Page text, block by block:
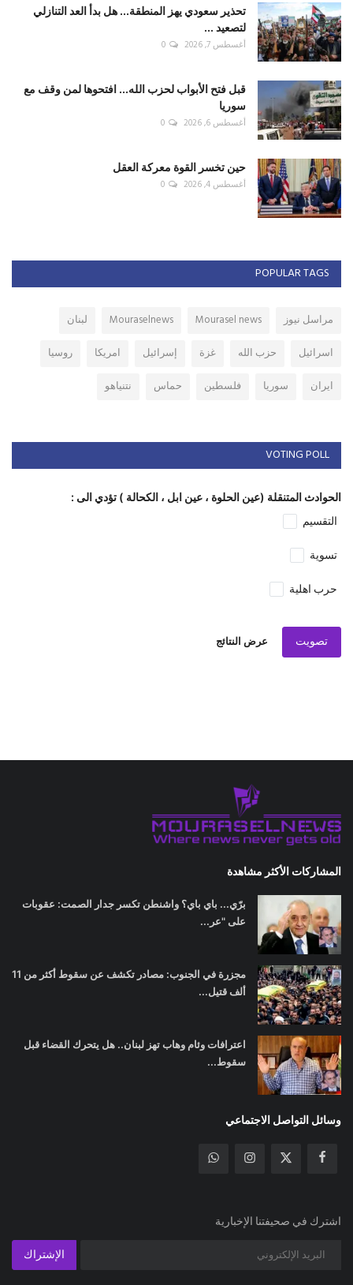
تحذير سعودي يهز المنطقة... هل بدأ العد التنازلي
لتصعيد ...
أغسطس 7, 2026 0
قبل فتح الأبواب لحزب الله... افتحوها لمن وقف مع
سوريا
أغسطس 6, 2026 0
حين تخسر القوة معركة العقل
أغسطس 4, 2026 0
POPULAR TAGS
مراسل نيوز Mourasel news
Mouraselnews
لبنان
اسرائيل
حزب الله غزة إسرائيل امريكا
روسيا
ايران
سوريا فلسطين حماس نتنياهو
VOTING POLL
الحوادث المتنقلة (عين الحلوة ، عين ابل ، الكحالة ) تؤدي الى :
التقسيم
تسوية
حرب اهلية
تصويت عرض النتائج
المشاركات الأكثر مشاهدة
برّي... باي باي؟ واشنطن تكسر جدار الصمت: عقوبات
على "عر...
مجزرة في الجنوب: مصادر تكشف عن سقوط أكثر من 11
ألف قتيل...
اعترافات وئام وهاب تهز لبنان.. هل يتحرك القضاء قبل
سقوط...
وسائل التواصل الاجتماعي
اشترك في صحيفتنا الإخبارية
الإشتراك